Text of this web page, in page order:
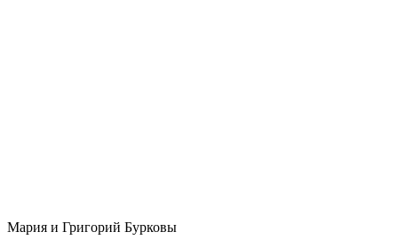
Мария и Григорий Бурковы